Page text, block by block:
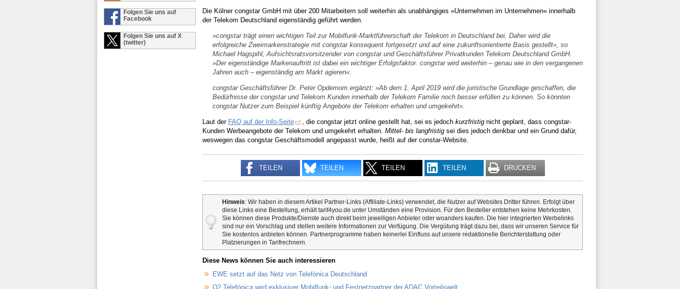
Folgen Sie uns auf
Facebook
Folgen Sie uns auf X
(twitter)
Die Kölner congstar GmbH mit über 200 Mitarbeitern soll weiterhin als unabhängiges »Unternehmen im Unternehmen« innerhalb
der Telekom Deutschland eigenständig geführt werden.
»congstar trägt einen wichtigen Teil zur Mobilfunk-Marktführerschaft der Telekom in Deutschland bei. Daher wird die
erfolgreiche Zweimarkenstrategie mit congstar konsequent fortgesetzt und auf eine zukunftsorientierte Basis gestellt«, so
Michael Hagspihl, Aufsichtsratsvorsitzender von congstar und Geschäftsführer Privatkunden Telekom Deutschland GmbH.
»Der eigenständige Markenauftritt ist dabei ein wichtiger Erfolgsfaktor. congstar wird weiterhin – genau wie in den vergangenen
Jahren auch – eigenständig am Markt agieren«.
congstar Geschäftsführer Dr. Peter Opdemom ergänzt: »Ab dem 1. April 2019 wird die juristische Grundlage geschaffen, die
Bedürfnisse der congstar und Telekom Kunden innerhalb der Telekom Familie noch besser erfüllen zu können. So könnten
congstar Nutzer zum Beispiel künftig Angebote der Telekom erhalten und umgekehrt«.
Laut der FAQ auf der Info-Seite , die congstar jetzt online gestellt hat, sei es jedoch kurzfristig nicht geplant, dass congstar-
Kunden Werbeangebote der Telekom und umgekehrt erhalten. Mittel- bis langfristig sei dies jedoch denkbar und ein Grund dafür,
weswegen das congstar Geschäftsmodell angepasst wurde, heißt auf der constar-Website.
TEILEN TEILEN TEILEN TEILEN DRUCKEN
Hinweis: Wir haben in diesem Artikel Partner-Links (Affiliate-Links) verwendet, die Nutzer auf Websites Dritter führen. Erfolgt über
diese Links eine Bestellung, erhält tarif4you.de unter Umständen eine Provision. Für den Besteller entstehen keine Mehrkosten.
Sie können diese Produkte/Dienste auch direkt beim jeweiligen Anbieter oder woanders kaufen. Die hier integrierten Werbelinks
sind nur ein Vorschlag und stellen weitere Informationen zur Verfügung. Die Vergütung trägt dazu bei, dass wir unseren Service für
Sie kostenlos anbieten können. Partnerprogramme haben keinerlei Einfluss auf unsere redaktionelle Berichterstattung oder
Platzierungen in Tarifrechnern.
Diese News können Sie auch interessieren
EWE setzt auf das Netz von Telefónica Deutschland
O2 Telefónica wird exklusiver Mobilfunk- und Festnetzpartner der ADAC Vorteilswelt